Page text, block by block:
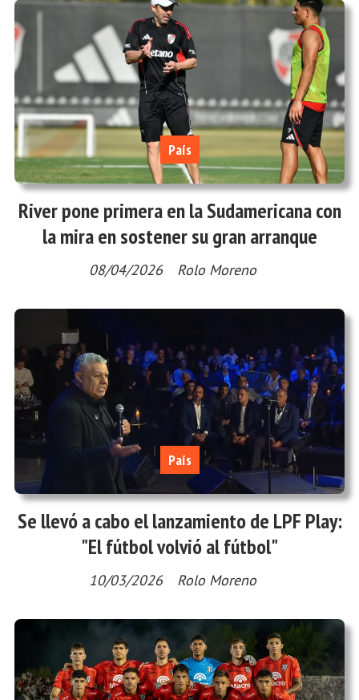
River pone primera en la Sudamericana con
la mira en sostener su gran arranque
Rolo Moreno
País
08/04/2026
Se llevó a cabo el lanzamiento de LPF Play:
"El fútbol volvió al fútbol"
Rolo Moreno
País
10/03/2026